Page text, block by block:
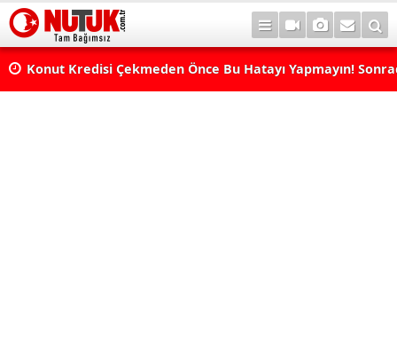
Konut Kredisi Çekmeden Önce Bu Hatayı Yapmayın!